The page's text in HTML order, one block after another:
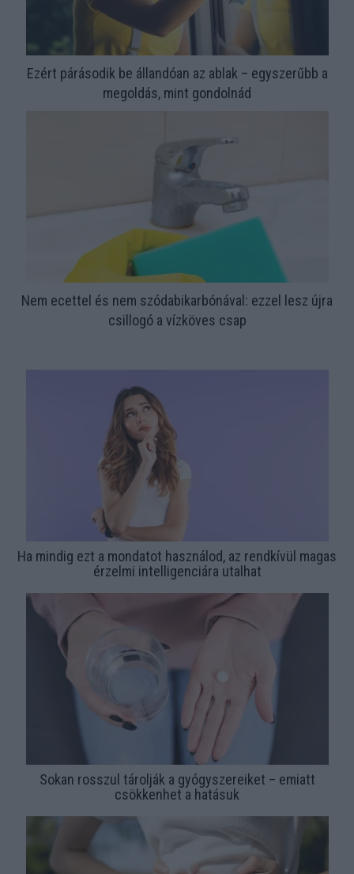
Ezért párásodik be állandóan az ablak – egyszerűbb a
megoldás, mint gondolnád
Nem ecettel és nem szódabikarbónával: ezzel lesz újra
csillogó a vízköves csap
Ha mindig ezt a mondatot használod, az rendkívül magas
érzelmi intelligenciára utalhat
Sokan rosszul tárolják a gyógyszereiket – emiatt
csökkenhet a hatásuk